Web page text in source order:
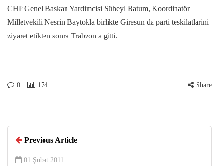
CHP Genel Baskan Yardimcisi Süheyl Batum, Koordinatör
Milletvekili Nesrin Baytokla birlikte Giresun da parti teskilatlarini
ziyaret etikten sonra Trabzon a gitti.
0 174 Share
Previous Article
01 Şubat 2011